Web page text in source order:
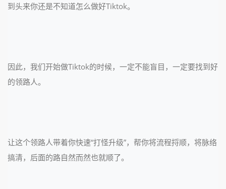
到头来你还是不知道怎么做好Tiktok。
因此，我们开始做Tiktok的时候，一定不能盲目，一定要找到好
的领路人。
让这个领路人带着你快速“打怪升级”，帮你将流程捋顺，将脉络
搞清，后面的路自然而然也就顺了。